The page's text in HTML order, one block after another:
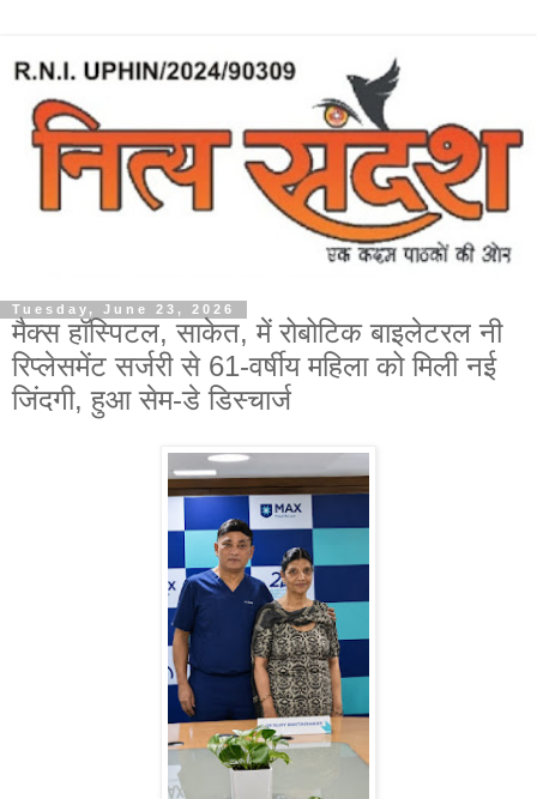
Tuesday, June 23, 2026
मैक्स हॉस्पिटल, साकेत, में रोबोटिक बाइलेटरल नी
रिप्लेसमेंट सर्जरी से 61-वर्षीय महिला को मिली नई
जिंदगी, हुआ सेम-डे डिस्चार्ज